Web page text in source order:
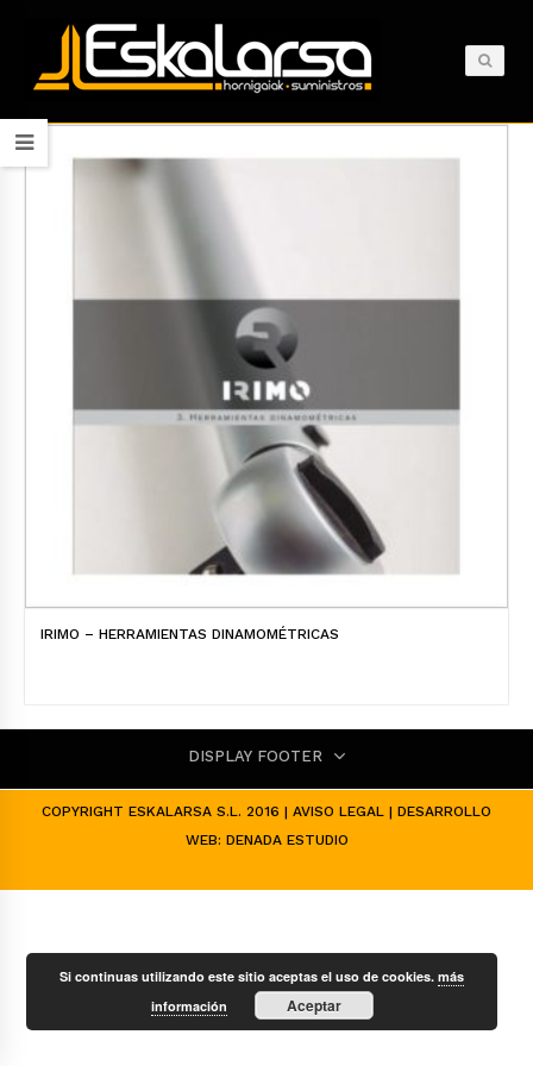
IRIMO – HERRAMIENTAS DINAMOMÉTRICAS
DISPLAY FOOTER
COPYRIGHT ESKALARSA S.L. 2016 | AVISO LEGAL | DESARROLLO
WEB: DENADA ESTUDIO
Si continuas utilizando este sitio aceptas el uso de cookies.más
información
Aceptar